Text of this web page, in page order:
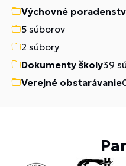
Výchovné
5 súborov
2 súbory
Dokumenty školy39
Verejné obstarávanie